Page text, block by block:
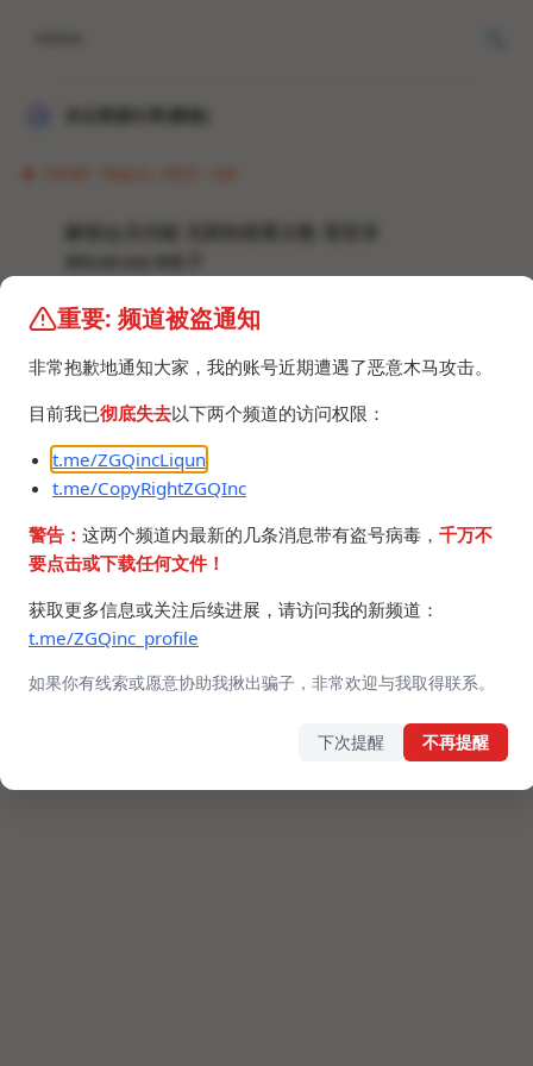
解锁会员功能 无限制观看次数 需登录
14.3 MB
©2024 ZGQ Inc.All rights reserved
重要: 频道被盗通知
非常抱歉地通知大家，我的账号近期遭遇了恶意木马攻击。
目前我已彻底失去以下两个频道的访问权限：
t.me/ZGQincLiqun
t.me/CopyRightZGQInc
警告： 这两个频道内最新的几条消息带有盗号病毒， 千万不
要点击或下载任何文件！
获取更多信息或关注后续进展，请访问我的新频道：
t.me/ZGQinc_profile
如果你有线索或愿意协助我揪出骗子，非常欢迎与我取得联系。
下次提醒 不再提醒